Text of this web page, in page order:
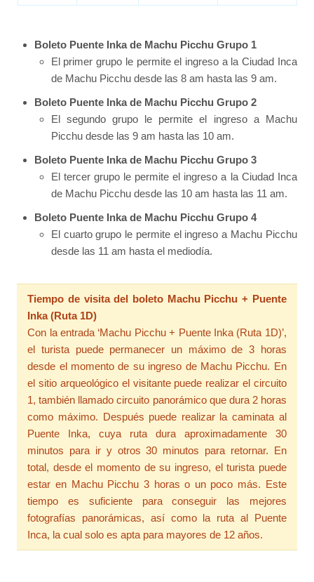
Boleto Puente Inka de Machu Picchu Grupo 1
El primer grupo le permite el ingreso a la Ciudad Inca
de Machu Picchu desde las 8 am hasta las 9 am.
Boleto Puente Inka de Machu Picchu Grupo 2
El segundo grupo le permite el ingreso a Machu
Picchu desde las 9 am hasta las 10 am.
Boleto Puente Inka de Machu Picchu Grupo 3
El tercer grupo le permite el ingreso a la Ciudad Inca
de Machu Picchu desde las 10 am hasta las 11 am.
Boleto Puente Inka de Machu Picchu Grupo 4
El cuarto grupo le permite el ingreso a Machu Picchu
desde las 11 am hasta el mediodía.
Tiempo de visita del boleto Machu Picchu + Puente
Inka (Ruta 1D)
Con la entrada ‘Machu Picchu + Puente Inka (Ruta 1D)’,
el turista puede permanecer un máximo de 3 horas
desde el momento de su ingreso de Machu Picchu. En
el sitio arqueológico el visitante puede realizar el circuito
1, también llamado circuito panorámico que dura 2 horas
como máximo. Después puede realizar la caminata al
Puente Inka, cuya ruta dura aproximadamente 30
minutos para ir y otros 30 minutos para retornar. En
total, desde el momento de su ingreso, el turista puede
estar en Machu Picchu 3 horas o un poco más. Este
tiempo es suficiente para conseguir las mejores
fotografías panorámicas, así como la ruta al Puente
Inca, la cual solo es apta para mayores de 12 años.